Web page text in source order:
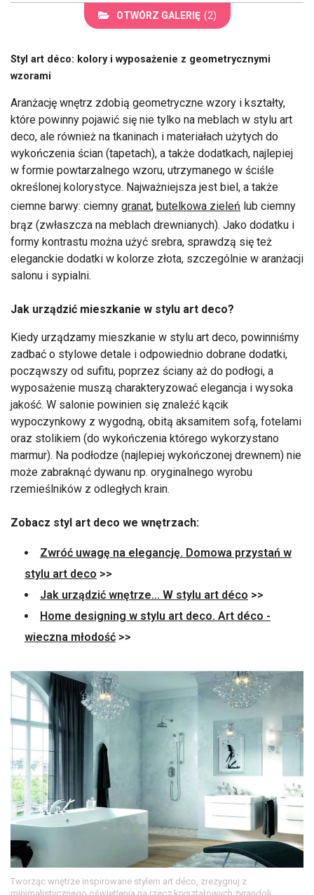
OTWÓRZ GALERIĘ (2)
Styl art déco: kolory i wyposażenie z geometrycznymi
wzorami
Aranżację wnętrz zdobią geometryczne wzory i kształty,
które powinny pojawić się nie tylko na meblach w stylu art
deco, ale również na tkaninach i materiałach użytych do
wykończenia ścian (tapetach), a także dodatkach, najlepiej
w formie powtarzalnego wzoru, utrzymanego w ściśle
określonej kolorystyce. Najważniejsza jest biel, a także
ciemne barwy: ciemny granat, butelkowa zieleń lub ciemny
brąz (zwłaszcza na meblach drewnianych). Jako dodatku i
formy kontrastu można użyć srebra, sprawdzą się też
eleganckie dodatki w kolorze złota, szczególnie w aranżacji
salonu i sypialni.
Jak urządzić mieszkanie w stylu art deco?
Kiedy urządzamy mieszkanie w stylu art deco, powinniśmy
zadbać o stylowe detale i odpowiednio dobrane dodatki,
począwszy od sufitu, poprzez ściany aż do podłogi, a
wyposażenie muszą charakteryzować elegancja i wysoka
jakość. W salonie powinien się znaleźć kącik
wypoczynkowy z wygodną, obitą aksamitem sofą, fotelami
oraz stolikiem (do wykończenia którego wykorzystano
marmur). Na podłodze (najlepiej wykończonej drewnem) nie
może zabraknąć dywanu np. oryginalnego wyrobu
rzemieślników z odległych krain.
Zobacz styl art deco we wnętrzach:
Zwróć uwagę na elegancję. Domowa przystań w
stylu art deco >>
Jak urządzić wnętrze... W stylu art déco >>
Home designing w stylu art deco. Art déco -
wieczna młodość >>
Tworząc wnętrze inspirowane stylem art déco, zrezygnuj z